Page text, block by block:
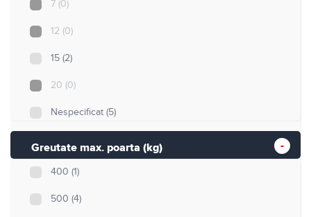
7 (0)
12 (0)
15 (2)
20 (0)
Nespecificat (5)
Greutate max. poarta (kg)
400 (1)
500 (4)